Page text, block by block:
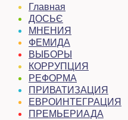
Главная
ДОСЬЄ
МНЕНИЯ
ФЕМИДА
ВЫБОРЫ
КОРРУПЦИЯ
РЕФОРМА
ПРИВАТИЗАЦИЯ
ЕВРОИНТЕГРАЦИЯ
ПРЕМЬЕРИАДА